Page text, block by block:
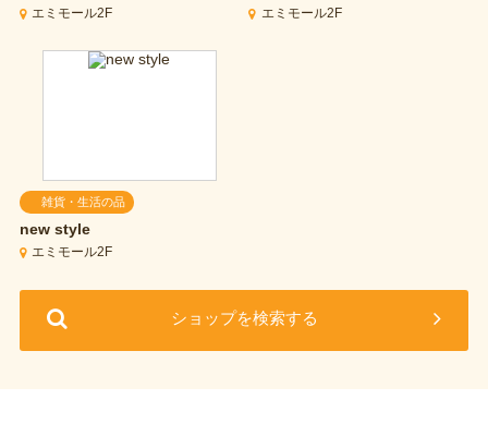
エミモール2F エミモール2F
雑貨・生活の品
new style
エミモール2F
ショップを検索する